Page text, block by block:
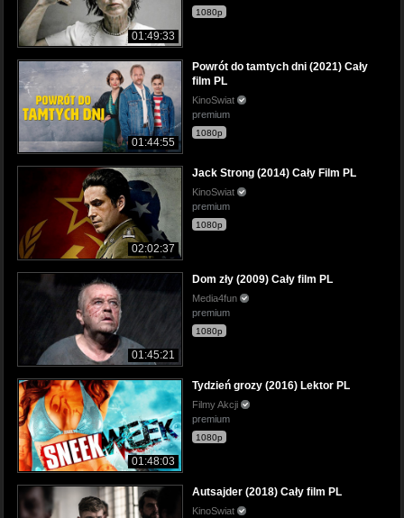
01:49:33
1080p
01:44:55
Powrót do tamtych dni (2021) Cały
film PL
KinoSwiat
premium
1080p
02:02:37
Jack Strong (2014) Cały Film PL
KinoSwiat
premium
1080p
01:45:21
Dom zły (2009) Cały film PL
Media4fun
premium
1080p
01:48:03
Tydzień grozy (2016) Lektor PL
Filmy Akcji
premium
1080p
Autsajder (2018) Cały film PL
KinoSwiat